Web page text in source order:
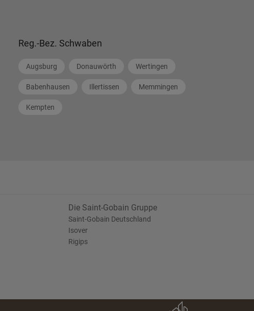
Reg.-Bez. Schwaben
Augsburg Donauwörth Wertingen
Babenhausen Illertissen Memmingen
Kempten
Die Saint-Gobain Gruppe
Saint-Gobain Deutschland
Isover
Rigips